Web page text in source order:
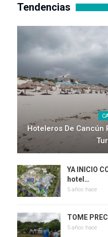
Tendencias
Hoteleros De Cancún
YA INICIO
hotel…
5 años hace
TOME
5 años hace